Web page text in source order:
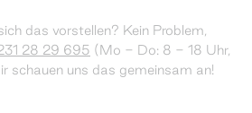
das vorstellen? Kein Problem,
28 29 695 (Mo - Do: 8 - 18 Uhr,
schauen uns das gemeinsam an!